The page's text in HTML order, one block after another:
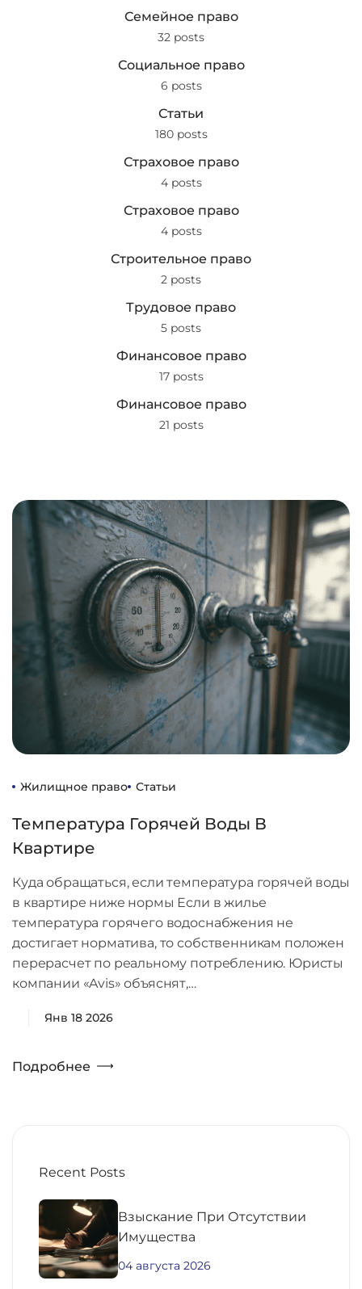
Семейное право
32 posts
Социальное право
6 posts
Статьи
180 posts
Страховое право
4 posts
Страховое право
4 posts
Строительное право
2 posts
Трудовое право
5 posts
Финансовое право
17 posts
Финансовое право
21 posts
Жилищное право Статьи
Температура Горячей Воды В
Квартире
Куда обращаться, если температура горячей воды
в квартире ниже нормы Если в жилье
температура горячего водоснабжения не
достигает норматива, то собственникам положен
перерасчет по реальному потреблению. Юристы
компании «Avis» объяснят,…
Янв 18 2026
Подробнее
Recent Posts
Взыскание При Отсутствии
Имущества
04 августа 2026